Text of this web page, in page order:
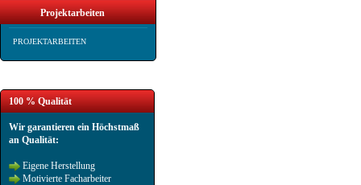
Projektarbeiten
PROJEKTARBEITEN
100 % Qualität
Wir garantieren ein Höchstmaß
an Qualität:
Eigene Herstellung
Motivierte Facharbeiter